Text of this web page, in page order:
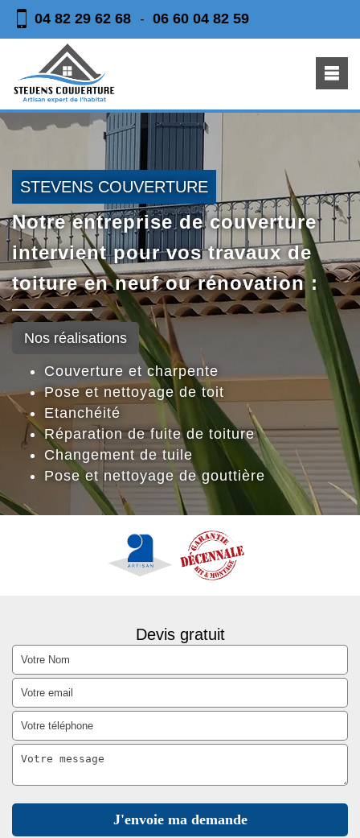
04 82 29 62 68 - 06 60 04 82 59
STEVENS COUVERTURE
Notre entreprise de couverture
intervient pour vos travaux de
toiture en neuf ou rénovation :
Nos réalisations
Couverture et charpente
Pose et nettoyage de toit
Etanchéité
Réparation de fuite de toiture
Changement de tuile
Pose et nettoyage de gouttière
Devis gratuit